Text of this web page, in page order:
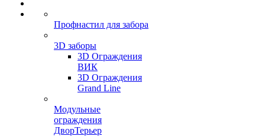
Профнастил для забора
3D заборы
3D Ограждения
ВИК
3D Ограждения
Grand Line
Модульные
ограждения
ДворТерьер